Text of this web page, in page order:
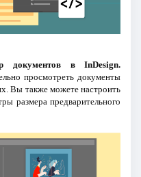
документов в InDesign.
просмотреть документы
Вы также можете настроить
размера предварительного